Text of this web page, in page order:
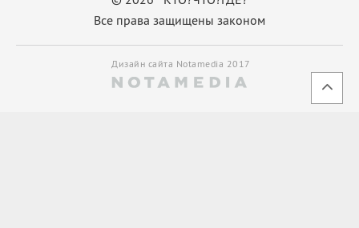
Все права защищены законом
Дизайн сайта Notamedia 2017